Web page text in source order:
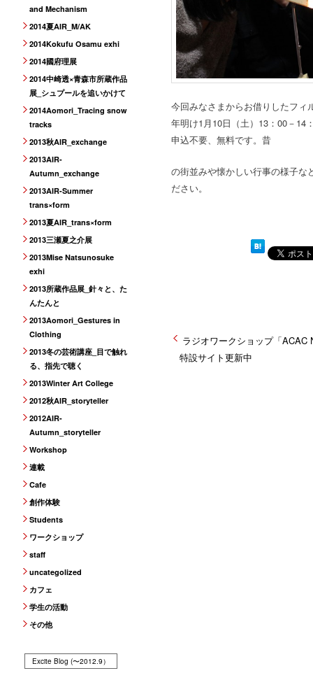
今回みなさまからお借りしたフィ
年明け1月10日（土）13：00－14
申込不要、無料です。昔
の街並みや懐かしい行事の様子な
ださい。
ラジオワークショップ「ACAC
特設サイト更新中
and Mechanism
2014夏AIR_M/AK
2014Kokufu Osamu exhi
2014國府理展
2014中崎透×青森市所蔵作品
展_シュプールを追いかけて
2014Aomori_Tracing snow
tracks
2013秋AIR_exchange
2013AIR-
Autumn_exchange
2013AIR-Summer
trans×form
2013夏AIR_trans×form
2013三瀬夏之介展
2013Mise Natsunosuke
exhi
2013所蔵作品展_針々と、た
んたんと
2013Aomori_Gestures in
Clothing
2013冬の芸術講座_目で触れ
る、指先で聴く
2013Winter Art College
2012秋AIR_storyteller
2012AIR-
Autumn_storyteller
Workshop
連載
Cafe
創作体験
Students
ワークショップ
staff
uncategolized
カフェ
学生の活動
その他
Excite Blog (〜2012.9）